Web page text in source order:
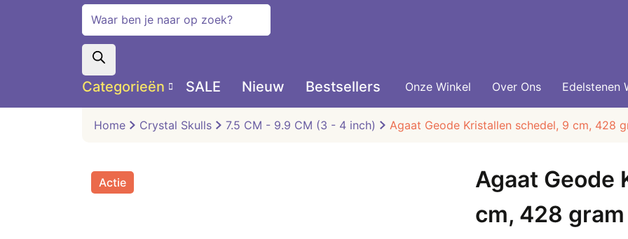
Producten
zoeken
Categorieën SALE Nieuw Bestsellers Onze Winkel Over Ons Edelstenen
Home Crystal Skulls 7.5 CM - 9.9 CM (3 - 4 inch) Agaat Geode Kristallen schedel, 9 cm, 428
Actie
Agaat Geode
cm, 428 gram